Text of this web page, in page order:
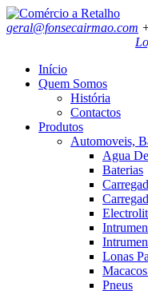
geral@fonsecairmao.com
Início
Quem Somos
História
Contactos
Produtos
Automoveis,
Agua
Baterias
Lonas
Pneus